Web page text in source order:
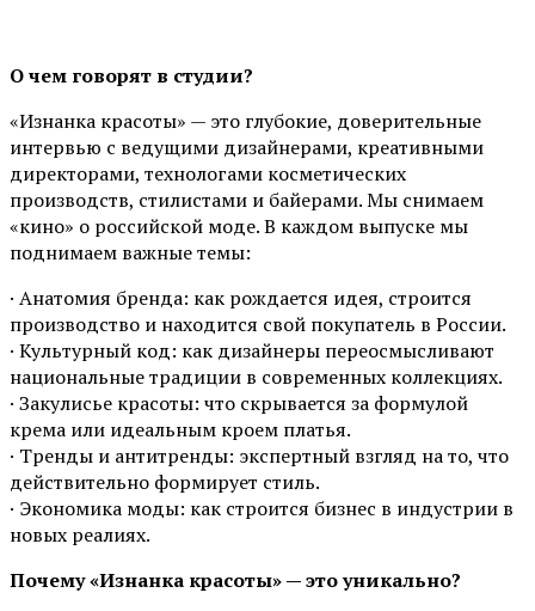
О чем говорят в студии?
«Изнанка красоты» — это глубокие, доверительные
интервью с ведущими дизайнерами, креативными
директорами, технологами косметических
производств, стилистами и байерами. Мы снимаем
«кино» о российской моде. В каждом выпуске мы
поднимаем важные темы:
· Анатомия бренда: как рождается идея, строится
производство и находится свой покупатель в России.
· Культурный код: как дизайнеры переосмысливают
национальные традиции в современных коллекциях.
· Закулисье красоты: что скрывается за формулой
крема или идеальным кроем платья.
· Тренды и антитренды: экспертный взгляд на то, что
действительно формирует стиль.
· Экономика моды: как строится бизнес в индустрии в
новых реалиях.
Почему «Изнанка красоты» — это уникально?